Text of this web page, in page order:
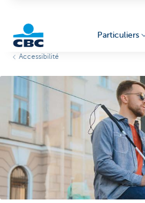
Particuliers
Accessibilité